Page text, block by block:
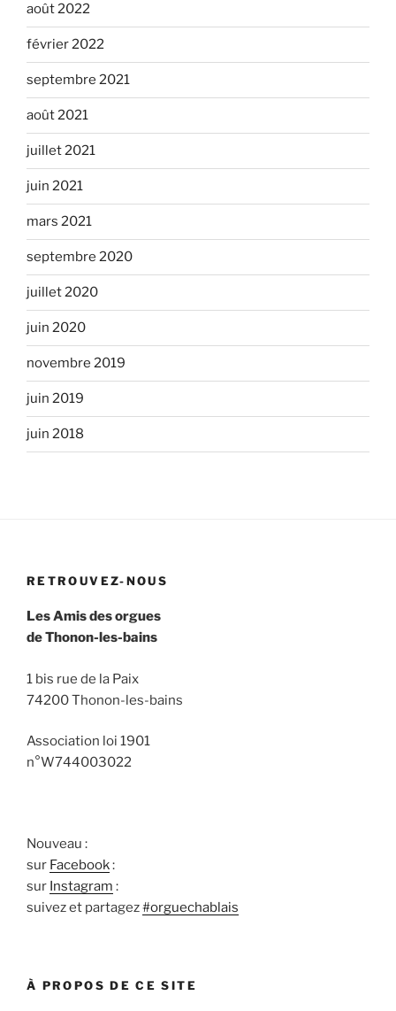
août 2022
février 2022
septembre 2021
août 2021
juillet 2021
juin 2021
mars 2021
septembre 2020
juillet 2020
juin 2020
novembre 2019
juin 2019
juin 2018
RETROUVEZ-NOUS
Les Amis des orgues
de Thonon-les-bains
1 bis rue de la Paix
74200 Thonon-les-bains
Association loi 1901
n°W744003022
Nouveau :
sur Facebook:
sur Instagram :
suivez et partagez#orguechablais
À PROPOS DE CE SITE